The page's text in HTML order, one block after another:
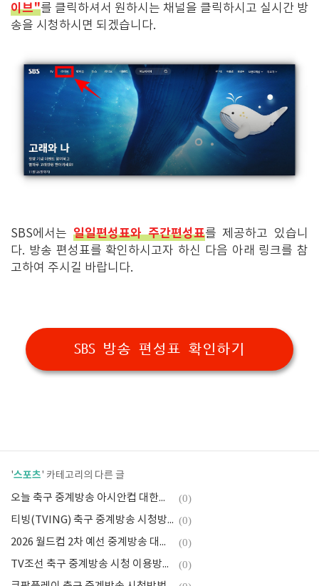
이브"를 클릭하셔서 원하시는 채널을 클릭하시고 실시간 방
송을 시청하시면 되겠습니다.
SBS에서는 일일편성표와 주간편성표를 제공하고 있습니
다. 방송 편성표를 확인하시고자 하신 다음 아래 링크를 참
고하여 주시길 바랍니다.
SBS 방송 편성표 확인하기
'스포츠' 카테고리의 다른 글
오늘 축구 중계방송 아시안컵 대한민국 바레인 보러가기 (0)
티빙(TVING) 축구 중계방송 시청방법 알아보기 (0)
2026 월드컵 2차 예선 중계방송 대한민국 싱가포르 관전포인트 (0)
TV조선 축구 중계방송 시청 이용방법 편성표 (0)